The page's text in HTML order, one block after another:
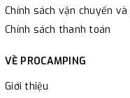
Chính sách vận chuyển và
Chính sách thanh toán
VỀ PROCAMPING
Giới thiệu